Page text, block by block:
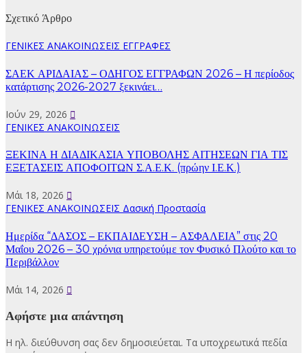
Σχετικό Άρθρο
ΓΕΝΙΚΕΣ ΑΝΑΚΟΙΝΩΣΕΙΣ ΕΓΓΡΑΦΕΣ
ΣΑΕΚ ΑΡΙΔΑΙΑΣ – ΟΔΗΓΟΣ ΕΓΓΡΑΦΩΝ 2026 – Η περίοδος
κατάρτισης 2026-2027 ξεκινάει…
Ιούν 29, 2026
ΓΕΝΙΚΕΣ ΑΝΑΚΟΙΝΩΣΕΙΣ
ΞΕΚΙΝΑ Η ΔΙΑΔΙΚΑΣΙΑ ΥΠΟΒΟΛΗΣ ΑΙΤΗΣΕΩΝ ΓΙΑ ΤΙΣ
ΕΞΕΤΑΣΕΙΣ ΑΠΟΦΟΙΤΩΝ Σ.Α.Ε.Κ. (πρώην Ι.Ε.Κ.)
Μάι 18, 2026
ΓΕΝΙΚΕΣ ΑΝΑΚΟΙΝΩΣΕΙΣ Δασική Προστασία
Ημερίδα “ΔΑΣΟΣ – ΕΚΠΑΙΔΕΥΣΗ – ΑΣΦΑΛΕΙΑ” στις 20
Μαΐου 2026 – 30 χρόνια υπηρετούμε τον Φυσικό Πλούτο και το
Περιβάλλον
Μάι 14, 2026
Αφήστε μια απάντηση
Η ηλ. διεύθυνση σας δεν δημοσιεύεται. Τα υποχρεωτικά πεδία